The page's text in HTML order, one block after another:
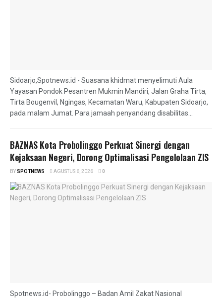
Sidoarjo,Spotnews.id - Suasana khidmat menyelimuti Aula
Yayasan Pondok Pesantren Mukmin Mandiri, Jalan Graha Tirta,
Tirta Bougenvil, Ngingas, Kecamatan Waru, Kabupaten Sidoarjo,
pada malam Jumat. Para jamaah penyandang disabilitas...
BAZNAS Kota Probolinggo Perkuat Sinergi dengan
Kejaksaan Negeri, Dorong Optimalisasi Pengelolaan ZIS
BYSPOTNEWS AGUSTUS 6, 2026 0
Spotnews.id- Probolinggo – Badan Amil Zakat Nasional